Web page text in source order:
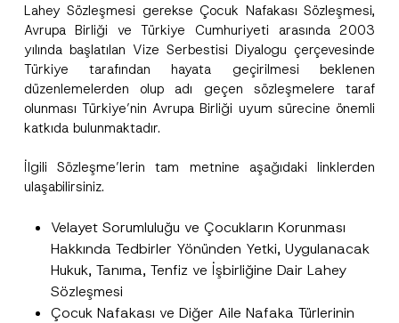
Lahey Sözleşmesi gerekse Çocuk Nafakası Sözleşmesi,
Avrupa Birliği ve Türkiye Cumhuriyeti arasında 2003
yılında başlatılan Vize Serbestisi Diyalogu çerçevesinde
Türkiye tarafından hayata geçirilmesi beklenen
düzenlemelerden olup adı geçen sözleşmelere taraf
olunması Türkiye’nin Avrupa Birliği uyum sürecine önemli
katkıda bulunmaktadır.
İlgili Sözleşme’lerin tam metnine aşağıdaki linklerden
ulaşabilirsiniz.
Velayet Sorumluluğu ve Çocukların Korunması
Hakkında Tedbirler Yönünden Yetki, Uygulanacak
Hukuk, Tanıma, Tenfiz ve İşbirliğine Dair Lahey
Sözleşmesi
Çocuk Nafakası ve Diğer Aile Nafaka Türlerinin